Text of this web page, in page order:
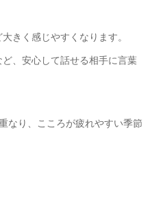
きく感じやすくなります。
、安心して話せる相手に言葉
なり、こころが疲れやすい季節